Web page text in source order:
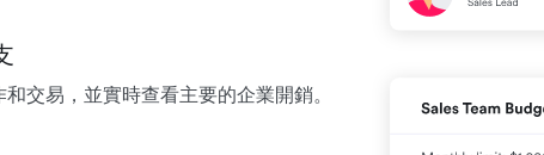
交易，並實時查看主要的企業開銷。